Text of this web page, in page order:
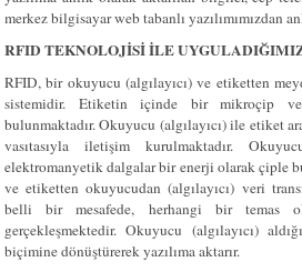
merkez bilgisayar web tabanlı yazılımımızdan
RFID TEKNOLOJİSİ İLE
RFID, bir okuyucu (algılayıcı) ve etiketten
sistemidir. Etiketin içinde bir mikroçip
bulunmaktadır. Okuyucu (algılayıcı) ile etiket
vasıtasıyla iletişim kurulmaktadır.
elektromanyetik dalgalar bir enerji olarak çiple
ve etiketten okuyucudan (algılayıcı) veri
belli bir mesafede, herhangi bir temas
gerçekleşmektedir. Okuyucu (algılayıcı)
biçimine dönüştürerek yazılıma aktarır.